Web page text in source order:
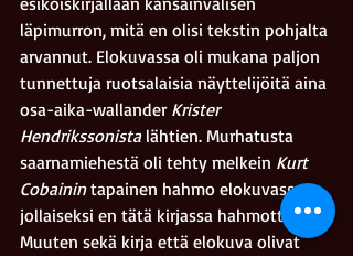
läpimurron, mitä en olisi tekstin pohjalta
arvannut. Elokuvassa oli mukana paljon
tunnettuja ruotsalaisia näyttelijöitä aina
osa-aika-wallander Krister
Hendrikssonista lähtien. Murhatusta
saarnamiehestä oli tehty melkein Kurt
Cobainin tapainen hahmo elokuvassa,
jollaiseksi en tätä kirjassa hahmottanut.
Muuten sekä kirja että elokuva olivat